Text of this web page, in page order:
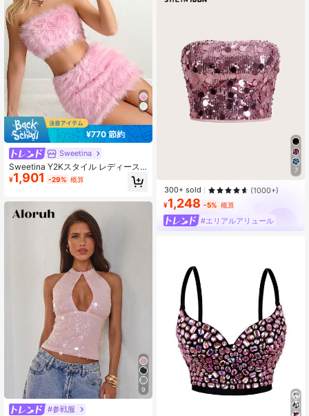
¥770 節約
Sweetina
Sweetina Y2Kスタイル レディース
クロップド ファジー チューブトップ
&ローウエスト ファジー ミニスカー
¥1,901 -29% 概算
9
#参戦服
7
300+ sold (1000+)
¥1,248 -5% 概算
#エリアルアリュール